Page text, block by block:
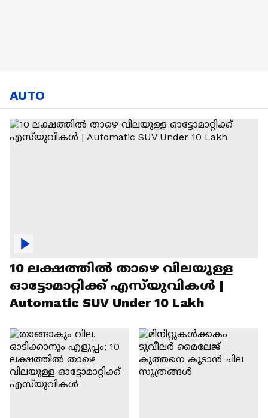
AUTO
10 ലക്ഷത്തിൽ താഴെ വിലയുള്ള
ഓട്ടോമാറ്റിക്ക് എസ്‍യുവികൾ |
Automatic SUV Under 10 Lakh